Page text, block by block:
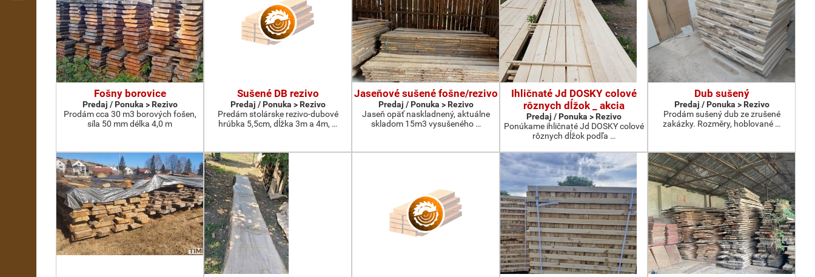
Fošny borovice
Predaj / Ponuka > Rezivo
Prodám cca 30 m3 borových fošen,
síla 50 mm délka 4,0 m
Sušené DB rezivo
Predaj / Ponuka > Rezivo
Predám stolárske rezivo-dubové
hrúbka 5,5cm, dĺžka 3m a 4m, …
Jaseňové sušené fošne/rezivo
Predaj / Ponuka > Rezivo
Jaseň opäť naskladnený, aktuálne
skladom 15m3 vysušeného …
Ihličnaté Jd DOSKY colové
rôznych dĺžok _ akcia
Predaj / Ponuka > Rezivo
Ponúkame ihličnaté Jd DOSKY colové
rôznych dĺžok podľa …
Dub sušený
Predaj / Ponuka > Rezivo
Prodám sušený dub ze zrušené
zakázky. Rozměry, hoblované …